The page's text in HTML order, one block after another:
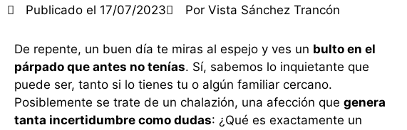
Publicado el 17/07/2023 PorVista Sánchez Trancón
De repente, un buen día te miras al espejo y ves un bulto en el
párpado que antes no tenías. Sí, sabemos lo inquietante que
puede ser, tanto si lo tienes tu o algún familiar cercano.
Posiblemente se trate de un chalazión, una afección que genera
tanta incertidumbre como dudas: ¿Qué es exactamente un